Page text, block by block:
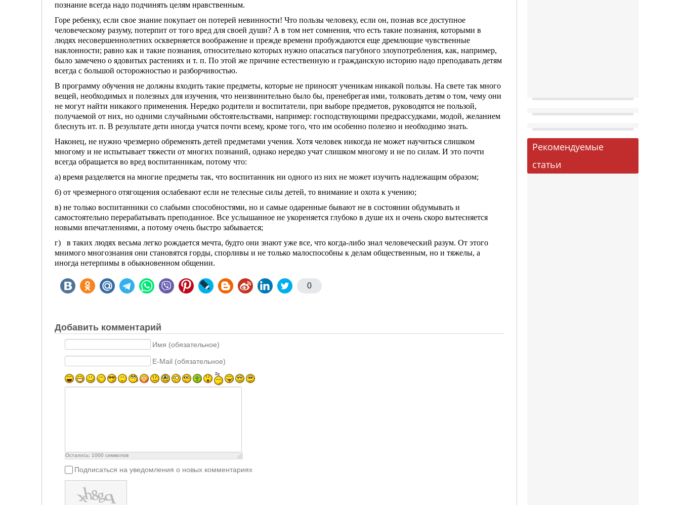
познание всегда надо подчинять целям нравственным.
Горе ребенку, если свое знание покупает он по­терей невинности! Что пользы человеку, если он, по­знав все доступное
человеческому разуму, потерпит от того вред для своей души? А в том нет сомнения, что есть такие познания, которыми в
людях несовер­шеннолетних оскверняется воображение и прежде времени пробуждаются еще дремлющие чувственные
наклонности; равно как и такие познания, относи­тельно которых нужно опасаться пагубного злоупо­требления, как, например,
было замечено о ядовитых растениях и т. п. По этой же причине естественную и гражданскую историю надо преподавать детям
все­гда с большой осторожностью и разборчивостью.
В программу обучения не должны входить такие предметы, которые не приносят ученикам никакой пользы. На свете так много
вещей, необходимых и полезных для изучения, что неизвинительно было бы, пренебрегая ими, толковать детям о том, чему они
не могут найти никакого применения. Нередко родители и воспитатели, при выборе предметов, ру­ководятся не пользой,
получаемой от них, но одними случайными обстоятельствами, например: господст­вующими предрассудками, модой, желанием
блес­нуть ит. п. В результате дети иногда учатся почти всему, кроме того, что им особенно полезно и необ­ходимо знать.
Наконец, не нужно чрезмерно обременять детей предметами учения. Хотя человек никогда не может научиться слишком
многому и не испытывает тяже­сти от многих познаний, однако нередко учат слиш­ком многому и не по силам. И это почти
всегда об­ращается во вред воспитанникам, потому что:
а) время разделяется на многие предметы так, что воспитанник ни одного из них не может изучить надлежащим образом;
б) от чрезмерного отягощения ослабевают если не телесные силы детей, то внимание и охота к учению;
в) не только воспитанники со слабыми способно­стями, но и самые одаренные бывают не в состоянии обдумывать и
самостоятельно перерабатывать пре­поданное. Все услышанное не укореняется глубоко в душе их и очень скоро вытесняется
новыми впечат­лениями, а потому очень быстро забывается;
г) в таких людях весьма легко рождается мечта, будто они знают уже все, что когда-либо знал чело­веческий разум. От этого
мнимого многознания они становятся горды, спорливы и не только малоспо­собны к делам общественным, но и тяжелы, а
иногда нетерпимы в обыкновенном общении.
0
Добавить комментарий
Имя (обязательное)
E-Mail (обязательное)
Осталось: 1000 символов
Подписаться на уведомления о новых комментариях
Рекомендуемые
статьи